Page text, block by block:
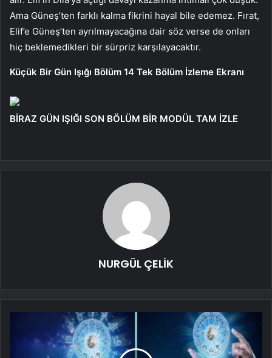
Ama Güneş’ten farklı kalma fikrini hayal bile edemez. Fırat,
Elif’e Güneş’ten ayrılmayacağına dair söz verse de onları
hiç beklemedikleri bir sürpriz karşılayacaktır.
Küçük Bir Gün Işığı Bölüm 14 Tek Bölüm İzleme Ekranı
BİRAZ GÜN IŞIĞI SON BÖLÜM BİR MODÜL TAM İZLE
NURGÜL ÇELİK